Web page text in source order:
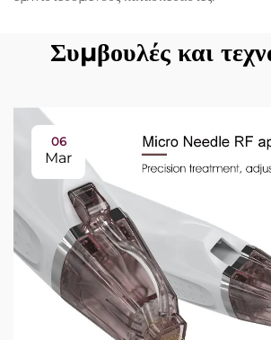
Συμβουλές και
06
Mar